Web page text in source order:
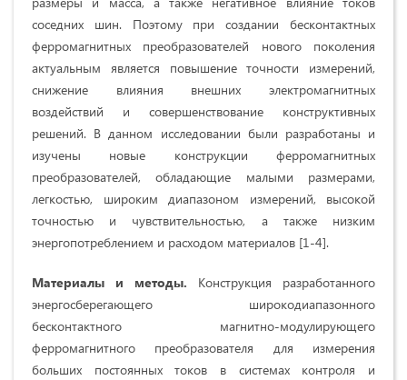
соседних шин. Поэтому при создании бесконтактных
ферромагнитных преобразователей нового поколения
актуальным является повышение точности измерений,
снижение влияния внешних электромагнитных
воздействий и совершенствование конструктивных
решений. В данном исследовании были разработаны и
изучены новые конструкции ферромагнитных
преобразователей, обладающие малыми размерами,
легкостью, широким диапазоном измерений, высокой
точностью и чувствительностью, а также низким
энергопотреблением и расходом материалов [1-4].
Материалы и методы. Конструкция разработанного
энергосберегающего широкодиапазонного
бесконтактного магнитно-модулирующего
ферромагнитного преобразователя для измерения
больших постоянных токов в системах контроля и